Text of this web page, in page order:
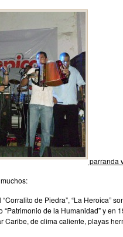
parranda
“Corralito de Piedra”, “La Heroica”
“Patrimonio de la Humanidad” y en
Caribe, de clima caliente, playas